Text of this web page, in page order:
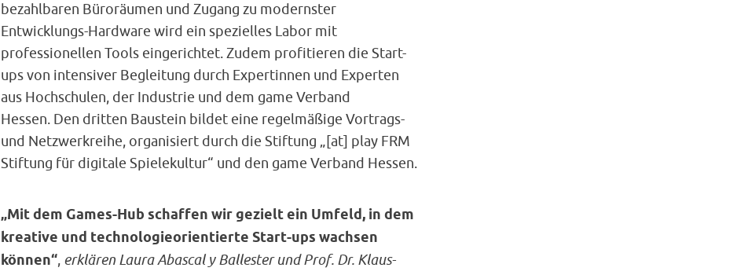
bezahlbaren Büroräumen und Zugang zu modernster
Entwicklungs-Hardware wird ein spezielles Labor mit
professionellen Tools eingerichtet. Zudem profitieren die Start-
ups von intensiver Begleitung durch Expertinnen und Experten
aus Hochschulen, der Industrie und dem game Verband
Hessen. Den dritten Baustein bildet eine regelmäßige Vortrags-
und Netzwerkreihe, organisiert durch die Stiftung „[at] play FRM
Stiftung für digitale Spielekultur“ und den game Verband Hessen.
„Mit dem Games-Hub schaffen wir gezielt ein Umfeld, in dem
kreative und technologieorientierte Start-ups wachsen
können“, erklären Laura Abascal y Ballester und Prof. Dr. Klaus-